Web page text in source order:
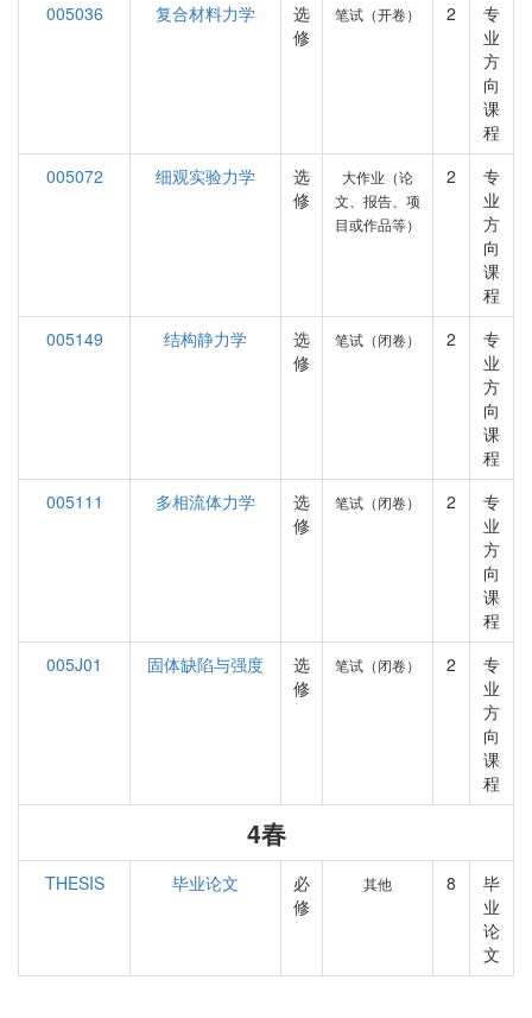
005036
复合材料力学
选
修
笔试（开卷） 2
专
业
方
向
课
程
005072
细观实验力学
选
修
大作业（论
文、报告、项
目或作品等）
2
专
业
方
向
课
程
005149
结构静力学
选
修
笔试（闭卷） 2
专
业
方
向
课
程
005111
多相流体力学
选
修
笔试（闭卷） 2
专
业
方
向
课
程
005J01
固体缺陷与强度
选
修
笔试（闭卷） 2
专
业
方
向
课
程
4春
THESIS 毕业论文
必
修
其他 8
毕
业
论
文